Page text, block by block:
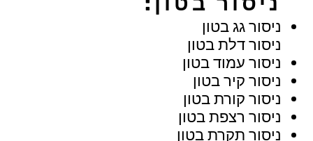
ניסור גג בטון
ניסור דלת בטון
ניסור עמוד בטון
ניסור קיר בטון
ניסור קורת בטון
ניסור רצפת בטון
ניסור תקרת בטון